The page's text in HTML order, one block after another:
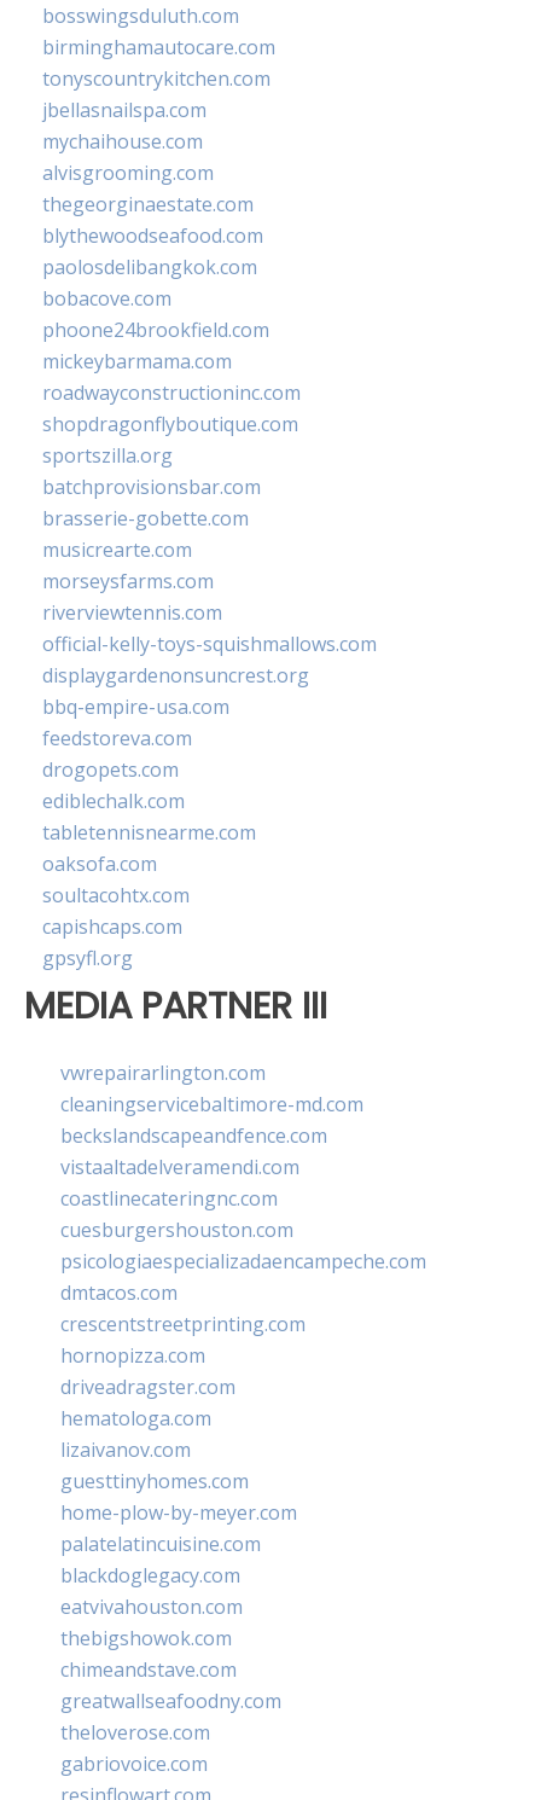
bosswingsduluth.com
birminghamautocare.com
tonyscountrykitchen.com
jbellasnailspa.com
mychaihouse.com
alvisgrooming.com
thegeorginaestate.com
blythewoodseafood.com
paolosdelibangkok.com
bobacove.com
phoone24brookfield.com
mickeybarmama.com
roadwayconstructioninc.com
shopdragonflyboutique.com
sportszilla.org
batchprovisionsbar.com
brasserie-gobette.com
musicrearte.com
morseysfarms.com
riverviewtennis.com
official-kelly-toys-squishmallows.com
displaygardenonsuncrest.org
bbq-empire-usa.com
feedstoreva.com
drogopets.com
ediblechalk.com
tabletennisnearme.com
oaksofa.com
soultacohtx.com
capishcaps.com
gpsyfl.org
MEDIA PARTNER III
vwrepairarlington.com
cleaningservicebaltimore-md.com
beckslandscapeandfence.com
vistaaltadelveramendi.com
coastlinecateringnc.com
cuesburgershouston.com
psicologiaespecializadaencampeche.com
dmtacos.com
crescentstreetprinting.com
hornopizza.com
driveadragster.com
hematologa.com
lizaivanov.com
guesttinyhomes.com
home-plow-by-meyer.com
palatelatincuisine.com
blackdoglegacy.com
eatvivahouston.com
thebigshowok.com
chimeandstave.com
greatwallseafoodny.com
theloverose.com
gabriovoice.com